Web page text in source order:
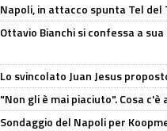
Napoli, in attacco spunta Tel
Ottavio Bianchi si confessa a
Lo svincolato Juan Jesus
"Non gli è mai piaciuto". Cosa
Sondaggio del Napoli per